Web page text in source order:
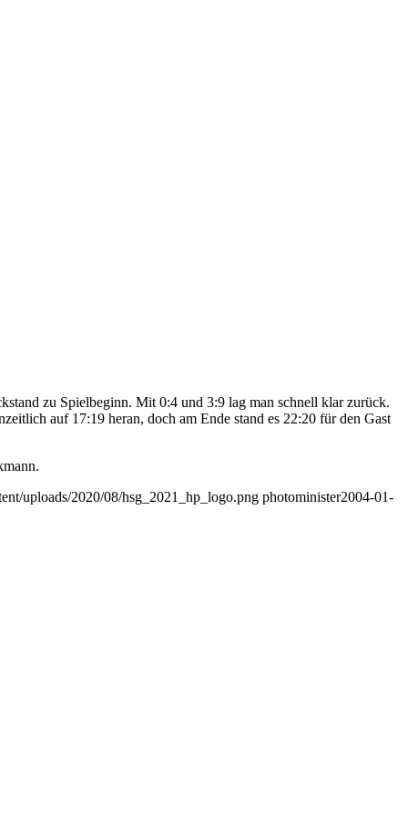
zu Spielbeginn. Mit 0:4 und 3:9 lag man schnell klar zurück.
auf 17:19 heran, doch am Ende stand es 22:20 für den Gast
uploads/2020/08/hsg_2021_hp_logo.png photominister2004-01-